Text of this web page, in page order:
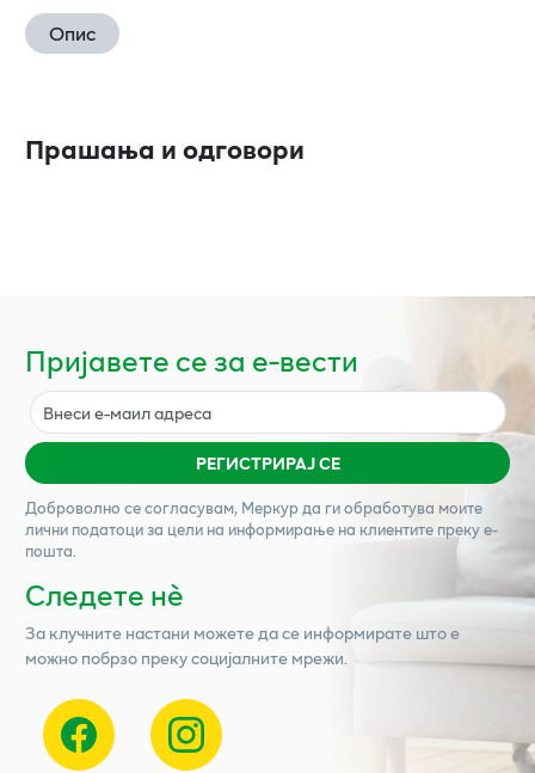
Опис
Прашања и одговори
Пријавете се за е-вести
РЕГИСТРИРАЈ СЕ
Доброволно се согласувам, Меркурда ги обработува моите
лични податоци за цели на информирање на клиентите преку е-
пошта.
Следете нѐ
За клучните настани можете да се информирате што е
можно побрзо преку социјалните мрежи.